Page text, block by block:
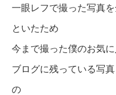
一眼レフで撮った写真
といたため
今まで撮った僕のお気
ブログに残っている写
の